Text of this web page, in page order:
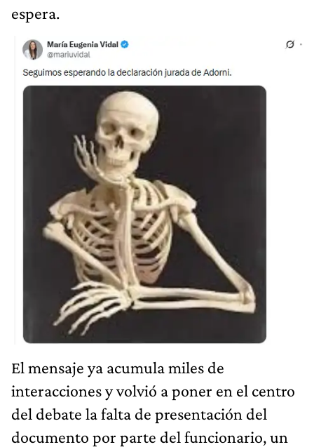
espera.
El mensaje ya acumula miles de
interacciones y volvió a poner en el centro
del debate la falta de presentación del
documento por parte del funcionario, un